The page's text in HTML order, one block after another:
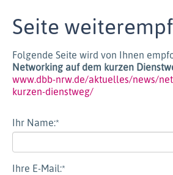
Seite
Folgende Seite wird von Ihnen
Networking auf dem kurzen
www.dbb-nrw.de/aktuelles/news/
kurzen-dienstweg/
Ihr Name:*
Ihre E-Mail:*